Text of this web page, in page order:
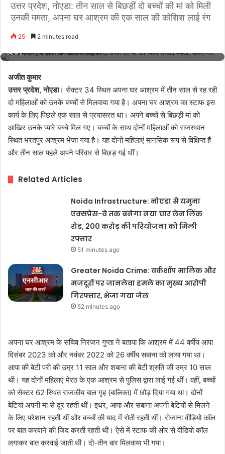
उत्तर प्रदेश, नोएडा: तीन साल से बिछड़ीं दो बच्चों की मां को मिली
उनकी ममता, अपना घर आश्रम की एक साल की कोशिश लाई रंग
25 2 minutes read
गया है।
अजीत कुमार
उत्तर प्रदेश, नोएडा। सेक्टर 34 स्थित अपना घर आश्रम में तीन साल से रह रही
दो महिलाओं को उनके बच्चों से मिलवाया गया है। अपना घर आश्रम का स्टाफ इस
कार्य के लिए पिछले एक साल से प्रयासरत था। अपने बच्चों से बिछड़ी मां को
आखिर उनके प्यारे बच्चे मिल गए। बच्चों के साथ दोनों महिलाओं को राजस्थान
स्थित भरतपुर आश्रम भेजा गया है। यह दोनों महिलाएं मानसिक रूप से विक्षिप्त हैं
और तीन साल पहले अपने परिवार से बिछड़ गई थीं।
Related Articles
Noida Infrastructure: नोएडा से यमुना
एक्सप्रेस-वे तक बनेगा नया चार लेन लिंक
रोड, 200 करोड़ की परियोजना को मिली
रफ्तार
51 minutes ago
Greater Noida Crime: वर्कशॉप मालिक और
मजदूरों पर जानलेवा हमले का मुख्य आरोपी
गिरफ्तार, भेजा गया जेल
52 minutes ago
अपना घर आश्रम के सचिव निरंजन गुप्ता ने बताया कि आश्रम में 44 वर्षीय आपा
दिसंबर 2023 को और नवंबर 2022 को 26 वर्षीय सबाना को लाया गया था।
आपा की बेटी परी की उम्र 11 साल और शबाना की बेटी श्रुति की उम्र 10 साल
थी। यह दोनों महिलाएं मेरठ के एक आश्रम से पुलिस द्वारा लाई गई थीं। वहीं, बच्चों
को सेक्टर 62 स्थित राजकीय बाल गृह (बालिका) में छोड़ दिया गया था। दोनों
बेटियां अपनी मां से दूर रहती थीं। इधर, आपा और सबाना अपनी बेटियों से मिलने
के लिए परेशान रहती थीं और बच्चों की याद में रोती रहती थीं। रोजाना वीडियो कॉल
पर बात करवाने की जिद करती रहती थीं। ऐसे में स्टाफ की ओर से वीडियो कॉल
लगाकर बात करवाई जाती थी। दो-तीन बार मिलवाया भी गया।